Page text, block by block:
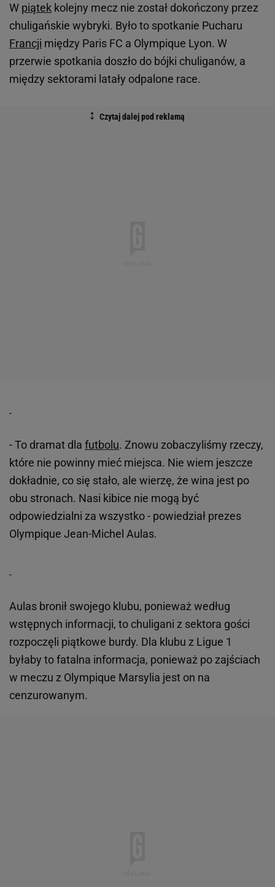
W piątek kolejny mecz nie został dokończony przez
chuligańskie wybryki. Było to spotkanie Pucharu
Francji między Paris FC a Olympique Lyon. W
przerwie spotkania doszło do bójki chuliganów, a
między sektorami latały odpalone race.
- To dramat dla futbolu. Znowu zobaczyliśmy rzeczy,
które nie powinny mieć miejsca. Nie wiem jeszcze
dokładnie, co się stało, ale wierzę, że wina jest po
obu stronach. Nasi kibice nie mogą być
odpowiedzialni za wszystko - powiedział prezes
Olympique Jean-Michel Aulas.
Aulas bronił swojego klubu, ponieważ według
wstępnych informacji, to chuligani z sektora gości
rozpoczęli piątkowe burdy. Dla klubu z Ligue 1
byłaby to fatalna informacja, ponieważ po zajściach
w meczu z Olympique Marsylia jest on na
cenzurowanym.